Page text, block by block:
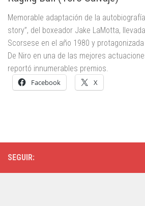
Memorable adaptación de la
story”, del boxeador Jake LaMotta,
Scorsese en el año 1980 y
De Niro en una de las mejores
reportó innumerables premios.
Facebook X
SEGUIR: